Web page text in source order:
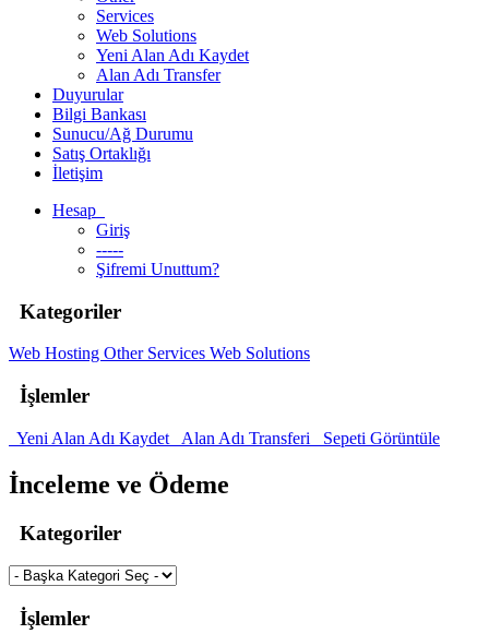
Services
Web Solutions
Yeni Alan Adı Kaydet
Alan Adı Transfer
Duyurular
Bilgi Bankası
Sunucu/Ağ Durumu
Satış Ortaklığı
İletişim
Hesap
Giriş
-----
Şifremi Unuttum?
Kategoriler
Web Hosting Other Services Web Solutions
İşlemler
Yeni Alan Adı Kaydet Alan Adı Transferi Sepeti Görüntüle
İnceleme ve Ödeme
Kategoriler
İşlemler